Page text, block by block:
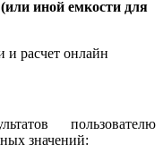
иной емкости для
пользователю
значений: